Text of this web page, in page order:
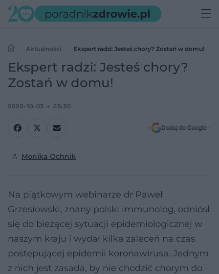
Aktualności Ekspert radzi: Jesteś chory? Zostań w domu!
Ekspert radzi: Jesteś chory?
Zostań w domu!
2020-10-03 23:30
Dodaj do Google
Monika Ochnik
Na piątkowym webinarze dr Paweł
Grzesiowski, znany polski immunolog, odniósł
się do bieżącej sytuacji epidemiologicznej w
naszym kraju i wydał kilka zaleceń na czas
postępującej epidemii koronawirusa. Jednym
z nich jest zasada, by nie chodzić chorym do